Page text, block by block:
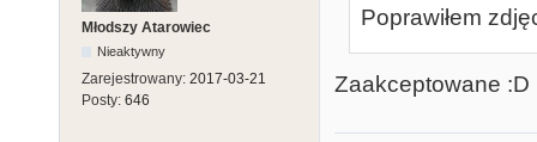
Młodszy Atarowiec
Nieaktywny
Zarejestrowany: 2017-03-21
Posty: 646
Poprawiłem
Zaakceptowane :D